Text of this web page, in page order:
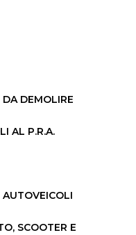
DEMOLIRE
AL P.R.A.
SCOOTER E